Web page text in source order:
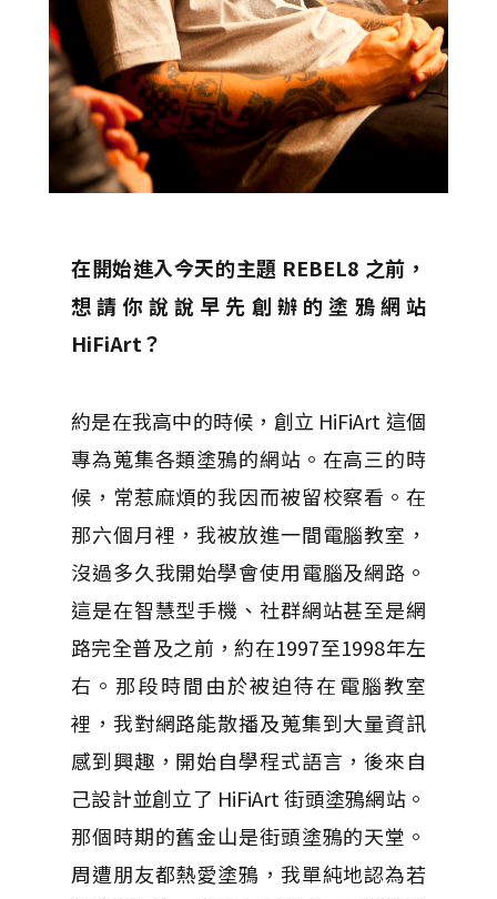
在開始進入今天的主題 REBEL8 之前，
想請你說說早先創辦的塗鴉網站
HiFiArt？
約是在我高中的時候，創立 HiFiArt 這個
專為蒐集各類塗鴉的網站。在高三的時
候，常惹麻煩的我因而被留校察看。在
那六個月裡，我被放進一間電腦教室，
沒過多久我開始學會使用電腦及網路。
這是在智慧型手機、社群網站甚至是網
路完全普及之前，約在1997至1998年左
右。那段時間由於被迫待在電腦教室
裡，我對網路能散播及蒐集到大量資訊
感到興趣，開始自學程式語言，後來自
己設計並創立了 HiFiArt 街頭塗鴉網站。
那個時期的舊金山是街頭塗鴉的天堂。
周遭朋友都熱愛塗鴉，我單純地認為若